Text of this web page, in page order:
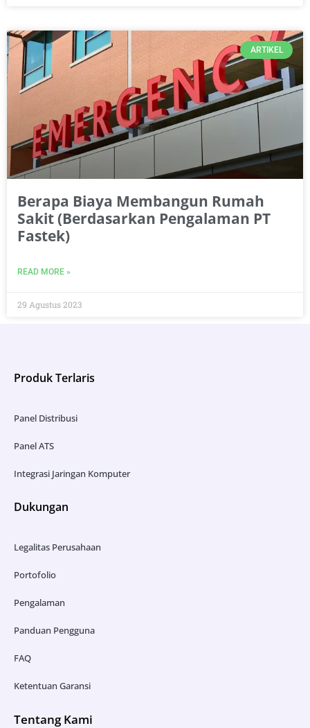
ARTIKEL
Berapa Biaya Membangun Rumah
Sakit (Berdasarkan Pengalaman PT
Fastek)
READ MORE »
29 Agustus 2023
Produk Terlaris
Panel Distribusi
Panel ATS
Integrasi Jaringan Komputer
Dukungan
Legalitas Perusahaan
Portofolio
Pengalaman
Panduan Pengguna
FAQ
Ketentuan Garansi
Tentang Kami